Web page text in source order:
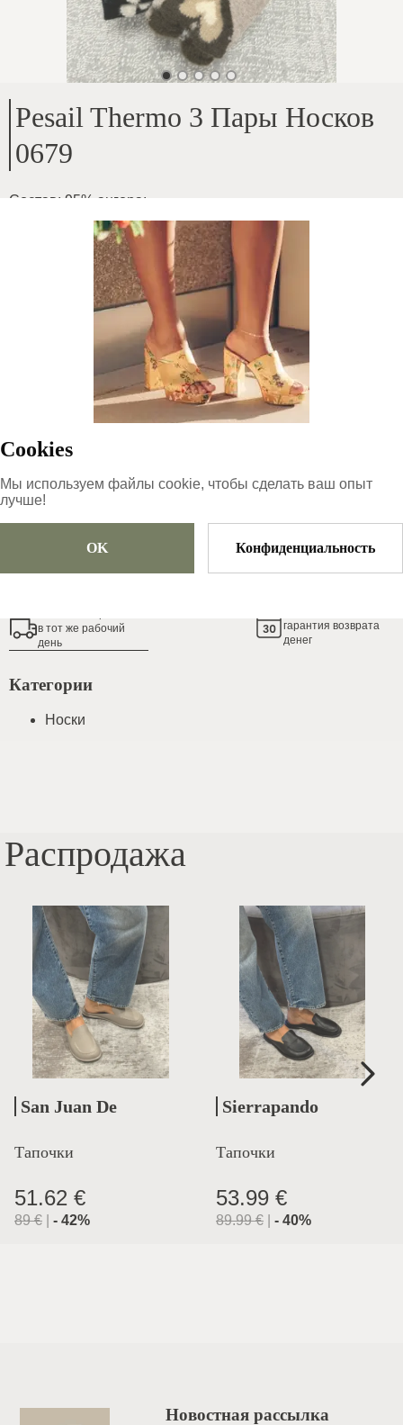
Cookies
Мы используем файлы cookie, чтобы сделать ваш опыт
лучше!
OK Конфиденциальность
Pesail Thermo 3 Пары Носков
0679
Состав: 95% ангора;
Игривая, красивая и теплая;
Доступна в двух размерах 35-38 и 39-42
61TGWgl3s5p3Ea84z4Ai
€
распроданный
в тот же рабочий
день
гарантия возврата
денег
Категории
Носки
Распродажа
San Juan De
Тапочки
51.62 €
89€ - 42%
Sierrapando
Тапочки
53.99 €
89.99€ - 40%
Новостная рассылка